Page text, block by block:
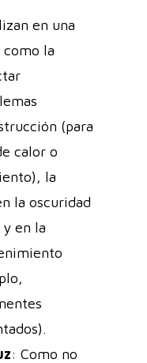
en una
la
(para
calor o
la
la oscuridad
en la
: Como no